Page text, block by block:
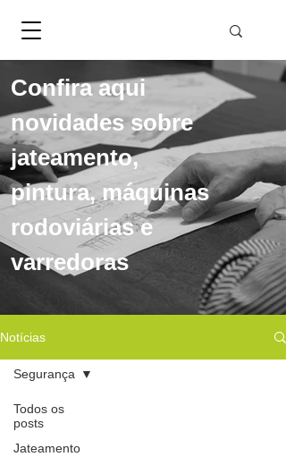
Confira aqui
novidades sobre
jateamento,
pintura, máquinas
rodoviárias e
varredoras
Notícias
Todos os
posts
Jateamento
Segurança